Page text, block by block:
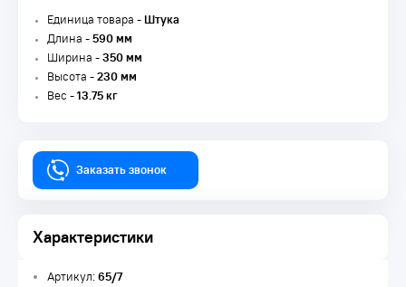
Единица товара -Штука
Длина -590 мм
Ширина -350 мм
Высота -230 мм
Вес -13.75 кг
Заказать звонок
Характеристики
Артикул:65/7